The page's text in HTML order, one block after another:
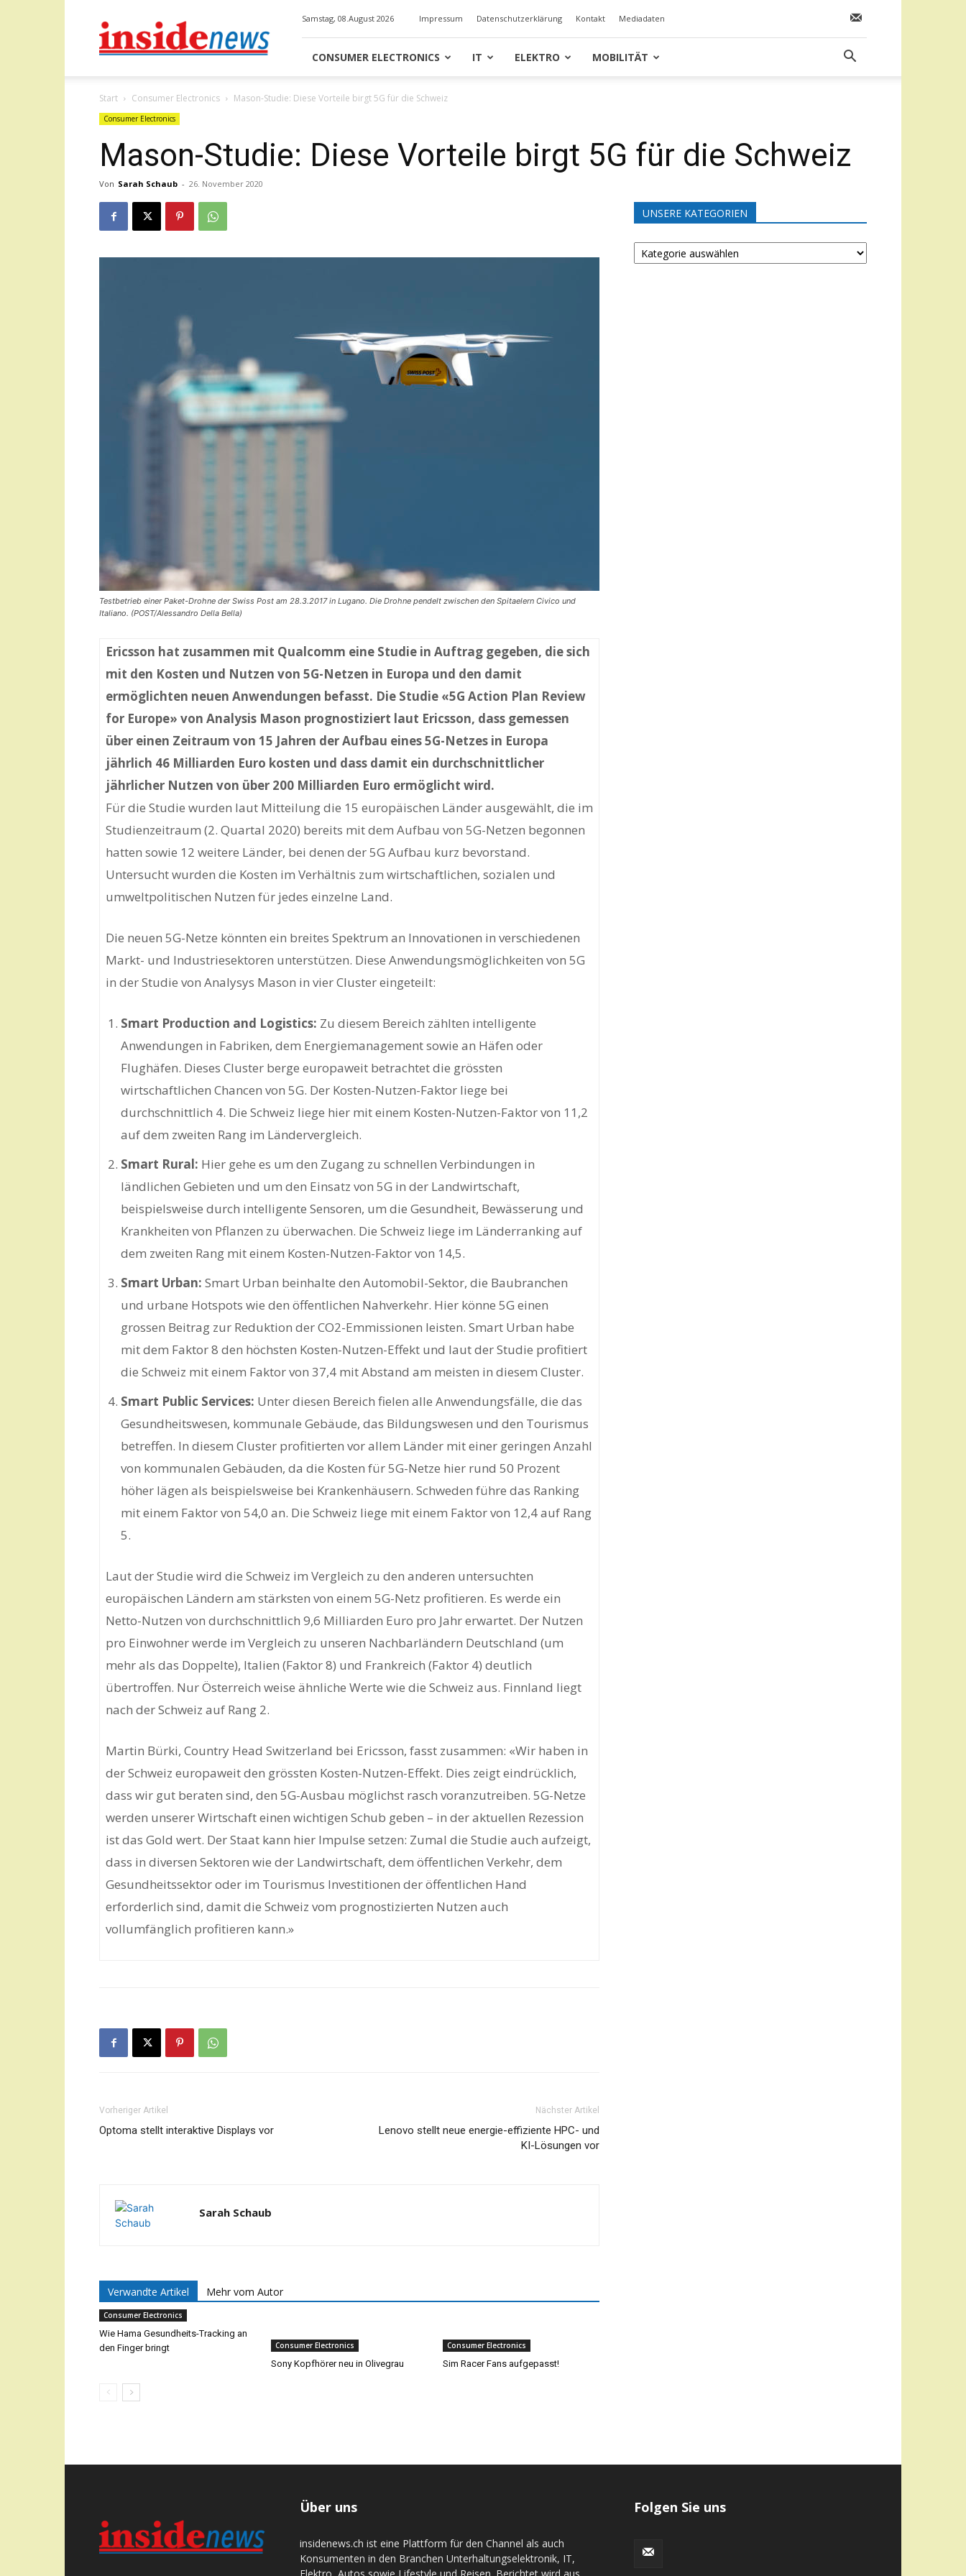
Samstag, 08.August 2026 Impressum Datenschutzerklärung Kontakt Mediadaten
CONSUMER ELECTRONICS IT ELEKTRO MOBILITÄT
Start Consumer Electronics Mason-Studie: Diese Vorteile birgt 5G für die Schweiz
Consumer Electronics
Mason-Studie: Diese Vorteile birgt 5G für die Schweiz
Von Sarah Schaub - 26. November 2020
Testbetrieb einer Paket-Drohne der Swiss Post am 28.3.2017 in Lugano. Die Drohne pendelt zwischen den Spitaelern Civico und
Italiano. (POST/Alessandro Della Bella)
Ericsson hat zusammen mit Qualcomm eine Studie in Auftrag gegeben, die sich
mit den Kosten und Nutzen von 5G-Netzen in Europa und den damit
ermöglichten neuen Anwendungen befasst. Die Studie «5G Action Plan Review
for Europe» von Analysis Mason prognostiziert laut Ericsson, dass gemessen
über einen Zeitraum von 15 Jahren der Aufbau eines 5G-Netzes in Europa
jährlich 46 Milliarden Euro kosten und dass damit ein durchschnittlicher
jährlicher Nutzen von über 200 Milliarden Euro ermöglicht wird.
Für die Studie wurden laut Mitteilung die 15 europäischen Länder ausgewählt, die im
Studienzeitraum (2. Quartal 2020) bereits mit dem Aufbau von 5G-Netzen begonnen
hatten sowie 12 weitere Länder, bei denen der 5G Aufbau kurz bevorstand.
Untersucht wurden die Kosten im Verhältnis zum wirtschaftlichen, sozialen und
umweltpolitischen Nutzen für jedes einzelne Land.
Die neuen 5G-Netze könnten ein breites Spektrum an Innovationen in verschiedenen
Markt- und Industriesektoren unterstützen. Diese Anwendungsmöglichkeiten von 5G
in der Studie von Analysys Mason in vier Cluster eingeteilt:
Smart Production and Logistics: Zu diesem Bereich zählten intelligente
Anwendungen in Fabriken, dem Energiemanagement sowie an Häfen oder
Flughäfen. Dieses Cluster berge europaweit betrachtet die grössten
wirtschaftlichen Chancen von 5G. Der Kosten-Nutzen-Faktor liege bei
durchschnittlich 4. Die Schweiz liege hier mit einem Kosten-Nutzen-Faktor von 11,2
auf dem zweiten Rang im Ländervergleich.
Smart Rural: Hier gehe es um den Zugang zu schnellen Verbindungen in
ländlichen Gebieten und um den Einsatz von 5G in der Landwirtschaft,
beispielsweise durch intelligente Sensoren, um die Gesundheit, Bewässerung und
Krankheiten von Pflanzen zu überwachen. Die Schweiz liege im Länderranking auf
dem zweiten Rang mit einem Kosten-Nutzen-Faktor von 14,5.
Smart Urban: Smart Urban beinhalte den Automobil-Sektor, die Baubranchen
und urbane Hotspots wie den öffentlichen Nahverkehr. Hier könne 5G einen
grossen Beitrag zur Reduktion der CO2-Emmissionen leisten. Smart Urban habe
mit dem Faktor 8 den höchsten Kosten-Nutzen-Effekt und laut der Studie profitiert
die Schweiz mit einem Faktor von 37,4 mit Abstand am meisten in diesem Cluster.
Smart Public Services: Unter diesen Bereich fielen alle Anwendungsfälle, die das
Gesundheitswesen, kommunale Gebäude, das Bildungswesen und den Tourismus
betreffen. In diesem Cluster profitierten vor allem Länder mit einer geringen Anzahl
von kommunalen Gebäuden, da die Kosten für 5G-Netze hier rund 50 Prozent
höher lägen als beispielsweise bei Krankenhäusern. Schweden führe das Ranking
mit einem Faktor von 54,0 an. Die Schweiz liege mit einem Faktor von 12,4 auf Rang
5.
Laut der Studie wird die Schweiz im Vergleich zu den anderen untersuchten
europäischen Ländern am stärksten von einem 5G-Netz profitieren. Es werde ein
Netto-Nutzen von durchschnittlich 9,6 Milliarden Euro pro Jahr erwartet. Der Nutzen
pro Einwohner werde im Vergleich zu unseren Nachbarländern Deutschland (um
mehr als das Doppelte), Italien (Faktor 8) und Frankreich (Faktor 4) deutlich
übertroffen. Nur Österreich weise ähnliche Werte wie die Schweiz aus. Finnland liegt
nach der Schweiz auf Rang 2.
Martin Bürki, Country Head Switzerland bei Ericsson, fasst zusammen: «Wir haben in
der Schweiz europaweit den grössten Kosten-Nutzen-Effekt. Dies zeigt eindrücklich,
dass wir gut beraten sind, den 5G-Ausbau möglichst rasch voranzutreiben. 5G-Netze
werden unserer Wirtschaft einen wichtigen Schub geben – in der aktuellen Rezession
ist das Gold wert. Der Staat kann hier Impulse setzen: Zumal die Studie auch aufzeigt,
dass in diversen Sektoren wie der Landwirtschaft, dem öffentlichen Verkehr, dem
Gesundheitssektor oder im Tourismus Investitionen der öffentlichen Hand
erforderlich sind, damit die Schweiz vom prognostizierten Nutzen auch
vollumfänglich profitieren kann.»
Vorheriger Artikel
Optoma stellt interaktive Displays vor
Nächster Artikel
Lenovo stellt neue energie-effiziente HPC- und
KI-Lösungen vor
Sarah Schaub
Verwandte Artikel Mehr vom Autor
Consumer Electronics
Wie Hama Gesundheits-Tracking an
den Finger bringt
Consumer Electronics
Sony Kopfhörer neu in Olivegrau
Consumer Electronics
Sim Racer Fans aufgepasst!
UNSERE KATEGORIEN
UNSERE
KATEGORIEN
Über uns
insidenews.ch ist eine Plattform für den Channel als auch
Konsumenten in den Branchen Unterhaltungselektronik, IT,
Folgen Sie uns